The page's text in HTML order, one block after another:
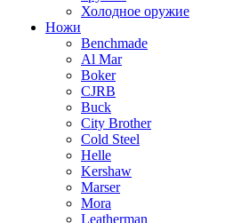
Холодное оружие
Ножи
Benchmade
Al Mar
Boker
CJRB
Buck
City Brother
Cold Steel
Helle
Kershaw
Marser
Mora
Leatherman